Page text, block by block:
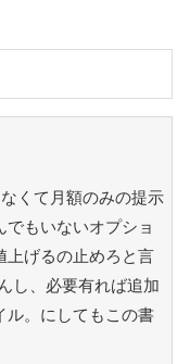
くて月額のみの提示
もいないオプショ
上げるの止めろと言
し、必要有れば追加
ル。にしてもこの書